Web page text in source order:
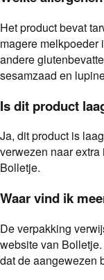
Het product bevat
magere melkpoeder
andere
sesamzaad en
Is dit product
Ja, dit product is
verwezen naar
Bolletje.
Waar vind ik
De verpakking
website van
dat de aangewezen